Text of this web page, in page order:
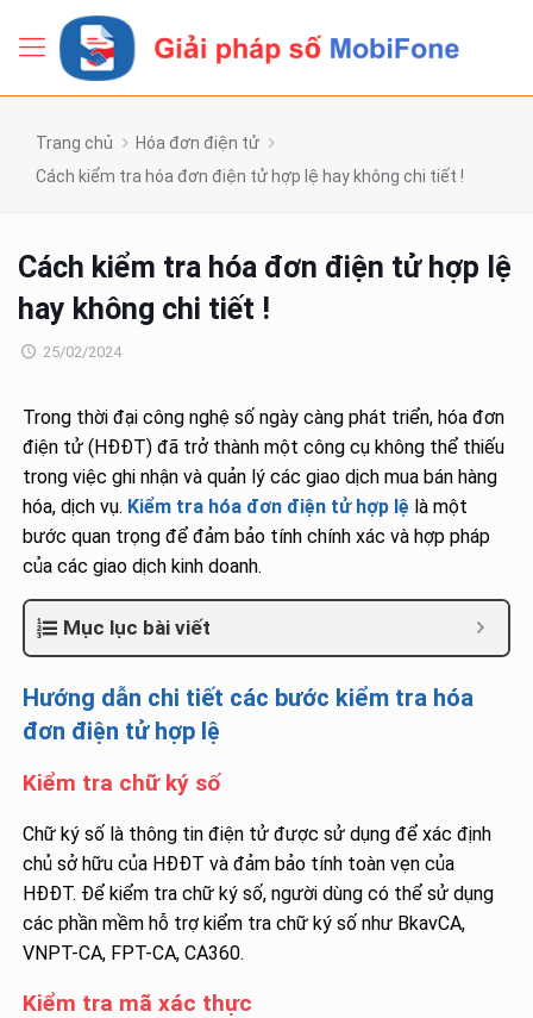
Trang chủ
Hóa đơn điện tử
Cách kiểm tra hóa đơn điện tử hợp lệ hay không chi tiết !
Cách kiểm tra hóa đơn điện tử hợp lệ
hay không chi tiết !
25/02/2024
Trong thời đại công nghệ số ngày càng phát triển, hóa đơn
điện tử (HĐĐT) đã trở thành một công cụ không thể thiếu
trong việc ghi nhận và quản lý các giao dịch mua bán hàng
hóa, dịch vụ. Kiểm tra hóa đơn điện tử hợp lệ là một
bước quan trọng để đảm bảo tính chính xác và hợp pháp
của các giao dịch kinh doanh.
Mục lục bài viết
Hướng dẫn chi tiết các bước kiểm tra hóa
đơn điện tử hợp lệ
Kiểm tra chữ ký số
Chữ ký số là thông tin điện tử được sử dụng để xác định
chủ sở hữu của HĐĐT và đảm bảo tính toàn vẹn của
HĐĐT. Để kiểm tra chữ ký số, người dùng có thể sử dụng
các phần mềm hỗ trợ kiểm tra chữ ký số như BkavCA,
VNPT-CA, FPT-CA, CA360.
Kiểm tra mã xác thực